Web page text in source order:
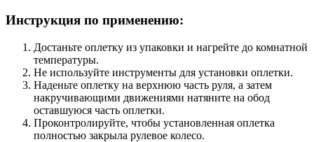
Инструкция по применению:
Достаньте оплетку из упаковки и нагрейте до комнатной
температуры.
Не используйте инструменты для установки оплетки.
Наденьте оплетку на верхнюю часть руля, а затем
накручивающими движениями натяните на обод
оставшуюся часть оплетки.
Проконтролируйте, чтобы установленная оплетка
полностью закрыла рулевое колесо.